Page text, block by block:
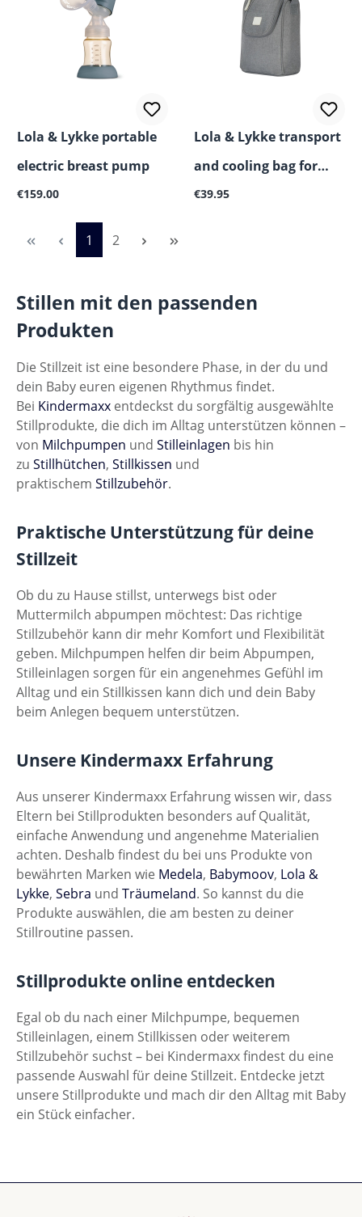
Lola & Lykke portable
electric breast pump
Regular price:
€159.00
Lola & Lykke transport
and cooling bag for
breast pump -
Regular price:
€39.95
Page
1 Page
2
Stillen mit den passenden
Produkten
Die Stillzeit ist eine besondere Phase, in der du und
dein Baby euren eigenen Rhythmus findet.
Bei Kindermaxx entdeckst du sorgfältig ausgewählte
Stillprodukte, die dich im Alltag unterstützen können –
von Milchpumpen und Stilleinlagen bis hin
zu Stillhütchen, Stillkissen und
praktischem Stillzubehör.
Praktische Unterstützung für deine
Stillzeit
Ob du zu Hause stillst, unterwegs bist oder
Muttermilch abpumpen möchtest: Das richtige
Stillzubehör kann dir mehr Komfort und Flexibilität
geben. Milchpumpen helfen dir beim Abpumpen,
Stilleinlagen sorgen für ein angenehmes Gefühl im
Alltag und ein Stillkissen kann dich und dein Baby
beim Anlegen bequem unterstützen.
Unsere Kindermaxx Erfahrung
Aus unserer Kindermaxx Erfahrung wissen wir, dass
Eltern bei Stillprodukten besonders auf Qualität,
einfache Anwendung und angenehme Materialien
achten. Deshalb findest du bei uns Produkte von
bewährten Marken wie Medela, Babymoov, Lola &
Lykke, Sebra und Träumeland. So kannst du die
Produkte auswählen, die am besten zu deiner
Stillroutine passen.
Stillprodukte online entdecken
Egal ob du nach einer Milchpumpe, bequemen
Stilleinlagen, einem Stillkissen oder weiterem
Stillzubehör suchst – bei Kindermaxx findest du eine
passende Auswahl für deine Stillzeit. Entdecke jetzt
unsere Stillprodukte und mach dir den Alltag mit Baby
ein Stück einfacher.